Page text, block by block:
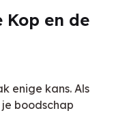
Kop en de
enige kans. Als
boodschap